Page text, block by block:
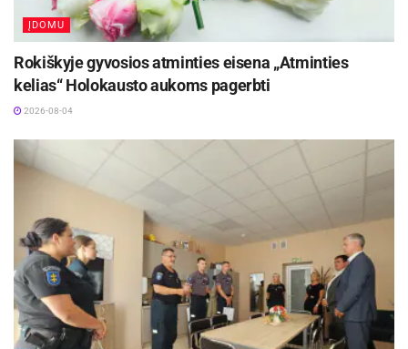
ĮDOMU
Rokiškyje gyvosios atminties eisena „Atminties
kelias“ Holokausto aukoms pagerbti
2026-08-04